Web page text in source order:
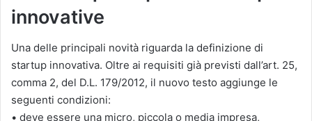
innovative
Una delle principali novità riguarda la definizione di
startup innovativa. Oltre ai requisiti già previsti dall’art. 25,
comma 2, del D.L. 179/2012, il nuovo testo aggiunge le
seguenti condizioni:
• deve essere una micro, piccola o media impresa,